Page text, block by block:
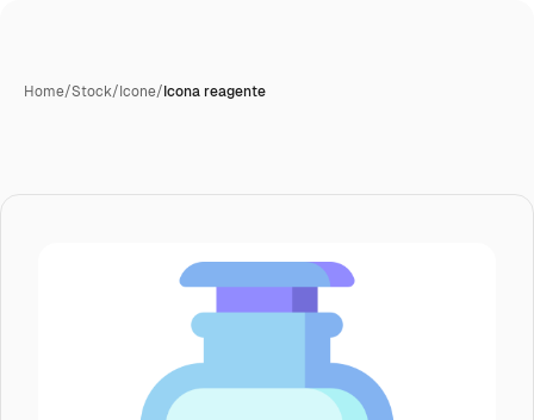
Home/Stock/Icone/Icona reagente